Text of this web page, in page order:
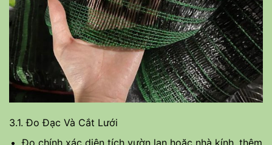
3.1. Đo Đạc Và Cắt Lưới